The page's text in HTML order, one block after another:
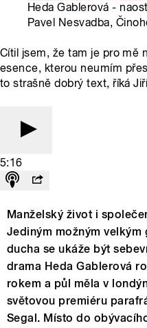
Heda Gablerová -
Pavel Nesvadba,
Cítil jsem, že tam je pro mě
esence, kterou neumím
to strašně dobrý text, říká
5:16
Manželskýživot i
Jediným možným velkým
ducha se ukáže být
drama Heda Gablerová
rokem a půl měla v londý
světovou premiéru parafr
Segal. Místo do obývací